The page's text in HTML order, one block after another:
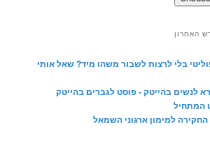
לשבור משהו מיד? שאל אותי
- פוסט לגברים בהייטק
ארגוני השמאל